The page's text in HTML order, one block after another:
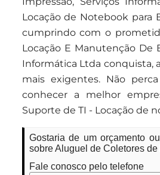
Locação de Notebook para
cumprindo com o
Locação E Manutenção De
Informática Ltda conquista,
mais exigentes. Não
conhecer a melhor
Suporte de TI - Locação de
Gostaria de um orçamento
sobre Aluguel de Coletores
Fale conosco pelo telefone